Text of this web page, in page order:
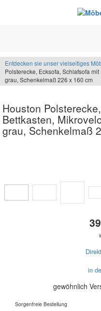
Entdecken sie unser vielseitiges
Polsterecke, Ecksofa, Schlafsofa
grau, Schenkelmaß 226 x 160 cm
Houston
Bettkasten,
grau, Schenkelmaß
in
gewöhnlich
Sorgenfreie Bestellung